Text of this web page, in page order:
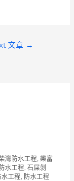
文章 →
灣防水工程, 樂富
水工程, 石屎剝
水工程, 防水工程